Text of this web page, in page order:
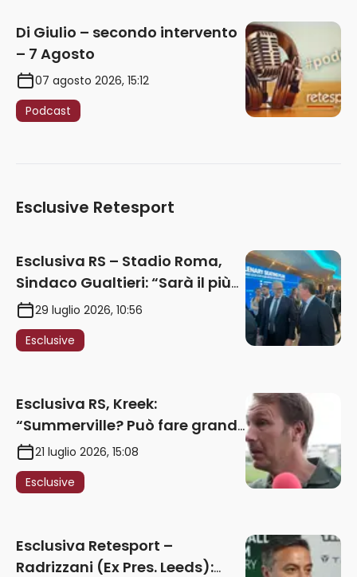
Di Giulio – secondo intervento
– 7 Agosto
07 agosto 2026, 15:12
Podcast
Esclusive Retesport
Esclusiva RS – Stadio Roma,
Sindaco Gualtieri: “Sarà il più
iconico del mondo. Assoluta
unità politica. Prima pietra nel
2027. Ricorsi strumentali?
29 luglio 2026, 10:56
Esclusive
Esclusiva RS, Kreek:
“Summerville? Può fare grandi
cose in Serie A. Godts deve
maturare esperienza per
giocare nella Roma”
21 luglio 2026, 15:08
Esclusive
Esclusiva Retesport –
Radrizzani (Ex Pres. Leeds):